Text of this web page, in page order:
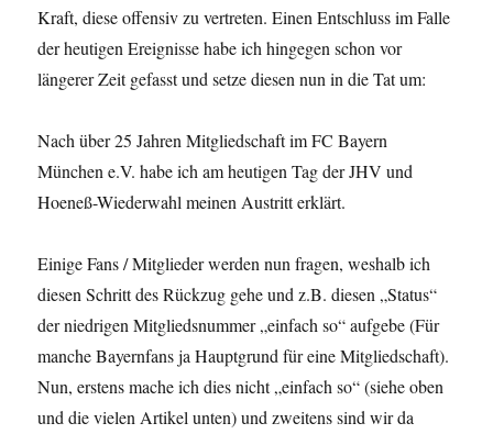
Kraft, diese offensiv zu vertreten. Einen Entschluss im Falle
der heutigen Ereignisse habe ich hingegen schon vor
längerer Zeit gefasst und setze diesen nun in die Tat um:
Nach über 25 Jahren Mitgliedschaft im FC Bayern
München e.V. habe ich am heutigen Tag der JHV und
Hoeneß-Wiederwahl meinen Austritt erklärt.
Einige Fans / Mitglieder werden nun fragen, weshalb ich
diesen Schritt des Rückzug gehe und z.B. diesen „Status“
der niedrigen Mitgliedsnummer „einfach so“ aufgebe (Für
manche Bayernfans ja Hauptgrund für eine Mitgliedschaft).
Nun, erstens mache ich dies nicht „einfach so“ (siehe oben
und die vielen Artikel unten) und zweitens sind wir da